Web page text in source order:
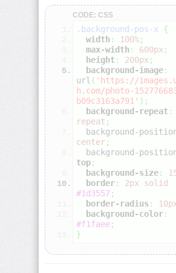
align-
self
all
animation
animation-
delay
animation-
direction
animation-
duration
animation-
fill-
mode
CODE: CSS
.background-pos-x
{
width : 100%;
max-width : 600px ;
height : 200px ;
background-image:
url ( 'https://
h.com/photo-
b09c3163a791' ) ;
background-repeat :
repeat ;
background-
center;
background-
top;
background-size:
border: 2px
solid
#1d3557 ;
border-radius :
background-color:
#f1faee;
}